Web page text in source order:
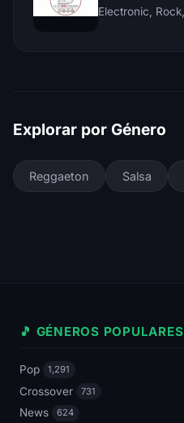
Explorar por Género
Reggaeton Salsa
🎵 GÉNEROS POPULARES
Pop 1,291
Crossover 731
News 624